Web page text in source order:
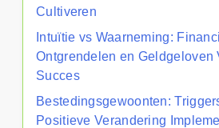
Cultiveren
Intuïtie vs Waarneming:
Ontgrendelen en Geldgeloven
Succes
Bestedingsgewoonten:
Positieve Verandering